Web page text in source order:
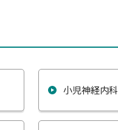
小児神経内科